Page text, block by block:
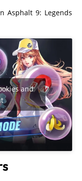
Asphalt 9: Legends
and